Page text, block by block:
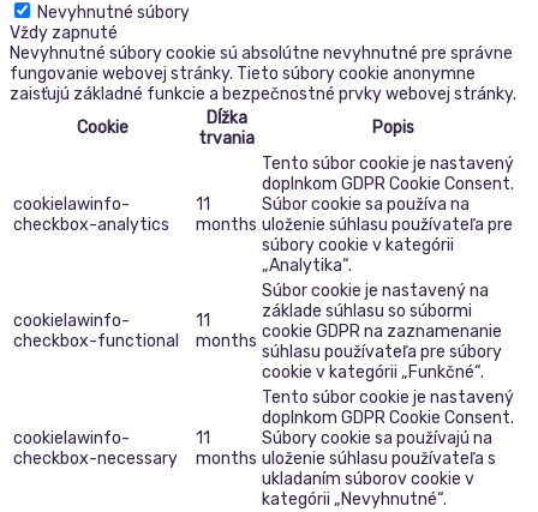
Nevyhnutné súbory
Vždy zapnuté
Nevyhnutné súbory cookie sú absolútne nevyhnutné pre správne
fungovanie webovej stránky. Tieto súbory cookie anonymne
zaisťujú základné funkcie a bezpečnostné prvky webovej stránky.
Cookie
Dĺžka
trvania
Popis
cookielawinfo-
checkbox-analytics
11
months
Tento súbor cookie je nastavený
doplnkom GDPR Cookie Consent.
Súbor cookie sa používa na
uloženie súhlasu používateľa pre
súbory cookie v kategórii
„Analytika“.
cookielawinfo-
checkbox-functional
11
months
Súbor cookie je nastavený na
základe súhlasu so súbormi
cookie GDPR na zaznamenanie
súhlasu používateľa pre súbory
cookie v kategórii „Funkčné“.
cookielawinfo-
checkbox-necessary
11
months
Tento súbor cookie je nastavený
doplnkom GDPR Cookie Consent.
Súbory cookie sa používajú na
uloženie súhlasu používateľa s
ukladaním súborov cookie v
kategórii „Nevyhnutné“.